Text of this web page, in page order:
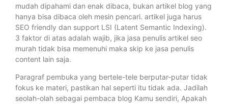
mudah dipahami dan enak dibaca, bukan artikel blog yang
hanya bisa dibaca oleh mesin pencari. artikel juga harus
SEO friendly dan support LSI (Latent Semantic Indexing).
3 faktor di atas adalah wajib, jika jasa penulis artikel seo
murah tidak bisa memenuhi maka skip ke jasa penulis
content lain saja.
Paragraf pembuka yang bertele-tele berputar-putar tidak
fokus ke materi, pastikan hal seperti itu tidak ada. Jadilah
seolah-olah sebagai pembaca blog Kamu sendiri, Apakah